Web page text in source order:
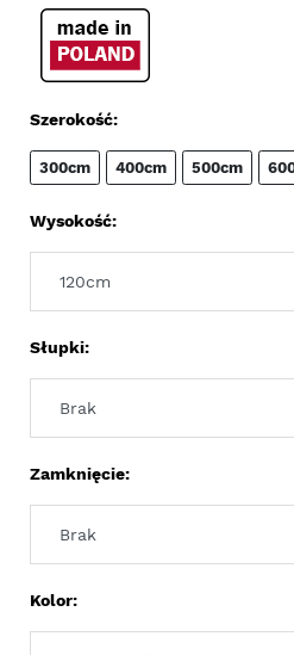
Szerokość:
300cm 400cm 500cm
Wysokość:
Słupki:
Zamknięcie:
Kolor: